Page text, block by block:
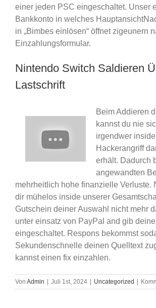
einer jeden PSC eingeschaltet. Unser
Bankkonto in welches
in „Bimbes einlösen“ öffnet zigeunern
Einzahlungsformular.
Nintendo Switch Saldieren
Lastschrift
Beim Addieren
kannst du nie
irgendwer
Hackerangriff
erhält. Dadurch
angewandten
mehrheitlich hohe finanzielle Verluste.
dir mühelos inside unserer
Gutschein deiner Auswahl nicht mehr
unter einsatz von PayPal and gib
eingeschaltet. Respons bekommst
Sekundenschnelle deinen Quelltext
kannst einen fix einzahlen.
Von Admin | Juli 1st, 2024 | Uncategorized |